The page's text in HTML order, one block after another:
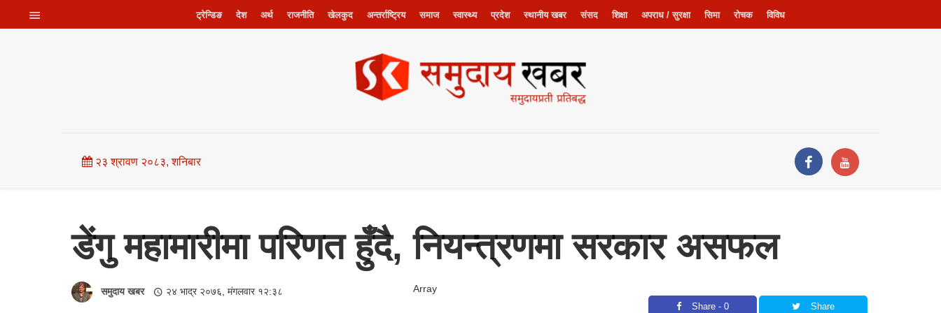
ट्रेन्डिङ देश अर्थ राजनीति खेलकुद अन्तर्राष्ट्रिय समाज स्वास्थ्य प्रदेश स्थानीय खबर संसद शिक्षा अपराध / सुरक्षा सिमा रोचक विविध
२३ श्रावण २०८३, शनिबार
डेंगु महामारीमा परिणत हुँदै, नियन्त्रणमा सरकार असफल
समुदाय खबर २४ भाद्र २०७६, मंगलवार १२:३८ Array
Share - 0 Share